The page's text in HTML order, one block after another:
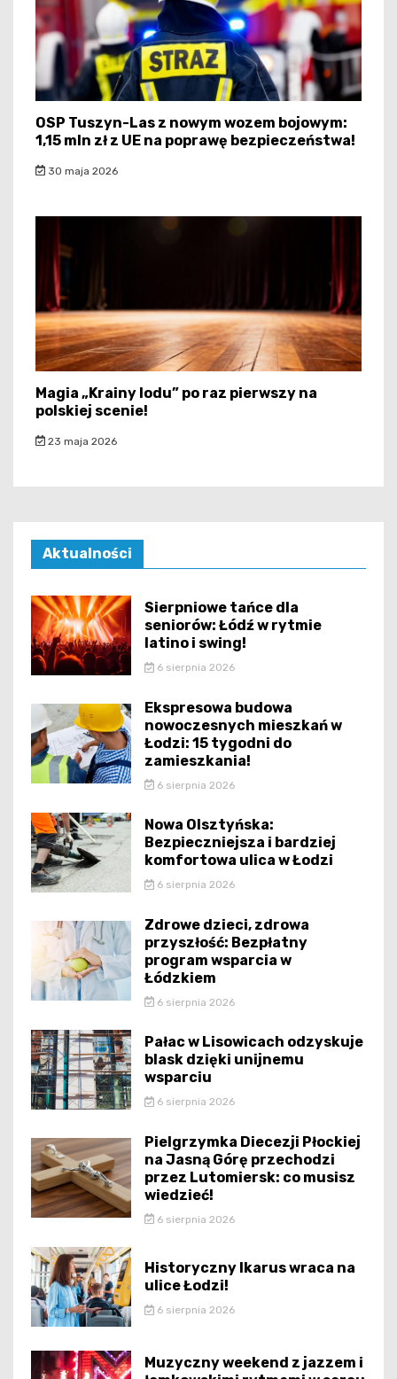
OSP Tuszyn-Las z nowym wozem bojowym:
1,15 mln zł z UE na poprawę bezpieczeństwa!
30 maja 2026
Magia „Krainy lodu” po raz pierwszy na
polskiej scenie!
23 maja 2026
Aktualności
Sierpniowe tańce dla
seniorów: Łódź w rytmie
latino i swing!
6 sierpnia 2026
Ekspresowa budowa
nowoczesnych mieszkań w
Łodzi: 15 tygodni do
zamieszkania!
6 sierpnia 2026
Nowa Olsztyńska:
Bezpieczniejsza i bardziej
komfortowa ulica w Łodzi
6 sierpnia 2026
Zdrowe dzieci, zdrowa
przyszłość: Bezpłatny
program wsparcia w
Łódzkiem
6 sierpnia 2026
Pałac w Lisowicach odzyskuje
blask dzięki unijnemu
wsparciu
6 sierpnia 2026
Pielgrzymka Diecezji Płockiej
na Jasną Górę przechodzi
przez Lutomiersk: co musisz
wiedzieć!
6 sierpnia 2026
Historyczny Ikarus wraca na
ulice Łodzi!
6 sierpnia 2026
Muzyczny weekend z jazzem i